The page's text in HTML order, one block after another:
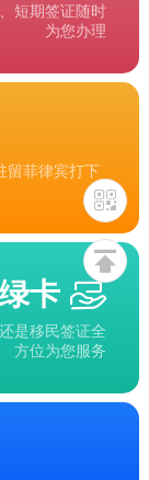
短期签证随时
为您办理
留菲律宾打下
卡
是移民签证全
方位为您服务